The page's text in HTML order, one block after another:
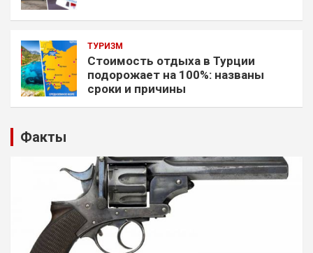
ТУРИЗМ
Стоимость отдыха в Турции
подорожает на 100%: названы
сроки и причины
Факты